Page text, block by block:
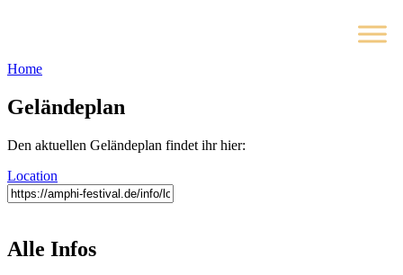
Home
Geländeplan
Den aktuellen Geländeplan findet ihr hier:
Location
Alle Infos